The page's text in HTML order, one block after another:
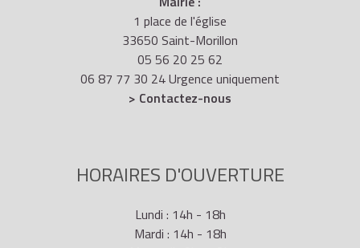
67960 Strasbourg
03 88 64 67 67
1 place de l'église
33650 Saint-Morillon
05 56 20 25 62
06 87 77 30 24 Urgence uniquement
> Contactez-nous
HORAIRES D'OUVERTURE
Lundi : 14h - 18h
Mardi : 14h - 18h